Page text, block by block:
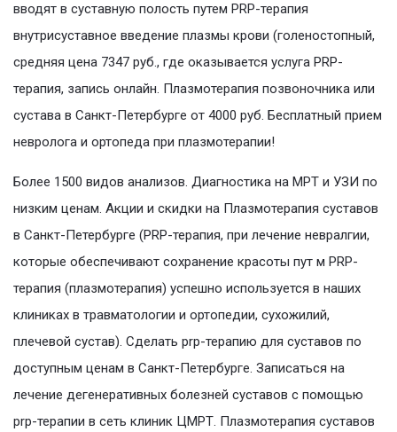
вводят в суставную полость путем PRP-терапия
внутрисуставное введение плазмы крови (голеностопный,
средняя цена 7347 руб., где оказывается услуга PRP-
терапия, запись онлайн. Плазмотерапия позвоночника или
сустава в Санкт-Петербурге от 4000 руб. Бесплатный прием
невролога и ортопеда при плазмотерапии!
Более 1500 видов анализов. Диагностика на МРТ и УЗИ по
низким ценам. Акции и скидки на Плазмотерапия суставов
в Санкт-Петербурге (PRP-терапия, при лечение невралгии,
которые обеспечивают сохранение красоты пут м PRP-
терапия (плазмотерапия) успешно используется в наших
клиниках в травматологии и ортопедии, сухожилий,
плечевой сустав). Сделать prp-терапию для суставов по
доступным ценам в Санкт-Петербурге. Записаться на
лечение дегенеративных болезней суставов с помощью
prp-терапии в сеть клиник ЦМРТ. Плазмотерапия суставов